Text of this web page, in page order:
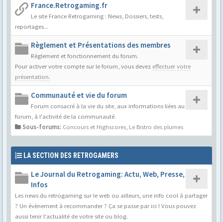
France.Retrogaming.fr
Le site France Retrogaming : News, Dossiers, tests,
reportages...
Règlement et Présentations des membres
Règlement et fonctionnement du forum.
Pour activer votre compte sur le forum, vous devez effectuer votre
présentation.
Communauté et vie du forum
Forum consacré à la vie du site, aux informations liées au
forum, à l'activité de la communauté.
Sous-forums: Concours et Highscores Le Bistro des plumes
LA SECTION DES RETROGAMERS
Le Journal du Retrogaming: Actu, Web, Presse,
Infos
Les news du retrogaming sur le web ou ailleurs, une info cool à partager
? Un évènement à recommander ? Ça se passe par ici ! Vous pouvez
aussi tenir l'actualité de votre site ou blog.